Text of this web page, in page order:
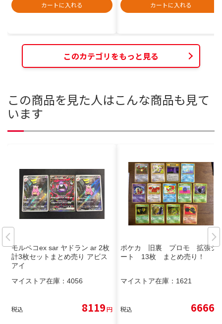
カートに入れる
カートに入れる
このカテゴリをもっと見る
この商品を見た人はこんな商品も見て
います
モルペコex sar ヤドラン ar 2枚
計3枚セットまとめ売り アビス
アイ
マイストア在庫： 4056
税込 8119円
ポケカ 旧裏 プロモ 拡張シ
ート 13枚 まとめ売り！
マイストア在庫： 1621
税込 6666